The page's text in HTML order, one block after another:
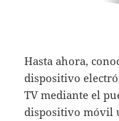
Hasta ahora,
dispositivo
TV mediante el
dispositivo móvil